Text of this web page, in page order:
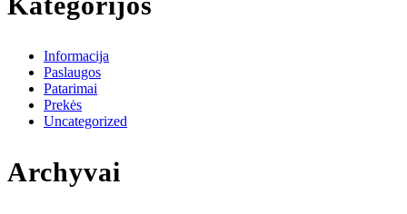
Informacija
Paslaugos
Patarimai
Prekės
Uncategorized
Archyvai